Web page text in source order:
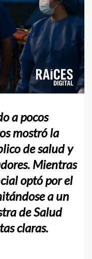
a pocos
mostró la
de salud y
Mientras
optó por el
a un
de Salud
claras.